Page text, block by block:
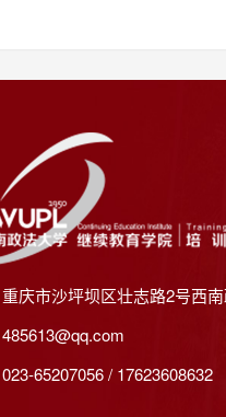
庆市沙坪坝区壮志路2号西
65207056 / 17623608632